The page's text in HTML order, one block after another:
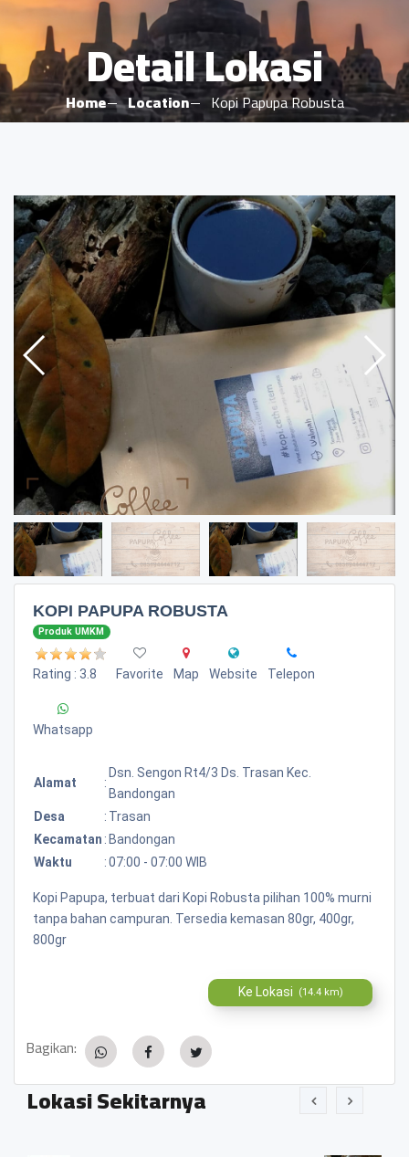
Detail Lokasi
Home Location Kopi Papupa Robusta
KOPI PAPUPA ROBUSTA
Produk UMKM
Rating : 3.8 Favorite Map Website Telepon
Whatsapp
Alamat :
Dsn. Sengon Rt4/3 Ds. Trasan Kec.
Bandongan
Desa
: Trasan
Kecamatan : Bandongan
Waktu
:07:00 - 07:00 WIB
Kopi Papupa, terbuat dari Kopi Robusta pilihan 100% murni
tanpa bahan campuran. Tersedia kemasan 80gr, 400gr,
800gr
Ke Lokasi (14.4 km)
Bagikan:
Lokasi Sekitarnya